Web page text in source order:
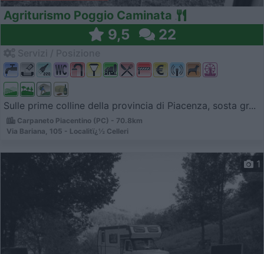
Agriturismo Poggio Caminata
9,5 22
Sulle prime colline della provincia di Piacenza, sosta gr...
Carpaneto Piacentino (PC) - 70.8km
Via Bariana, 105 - Localitï¿½ Celleri
1